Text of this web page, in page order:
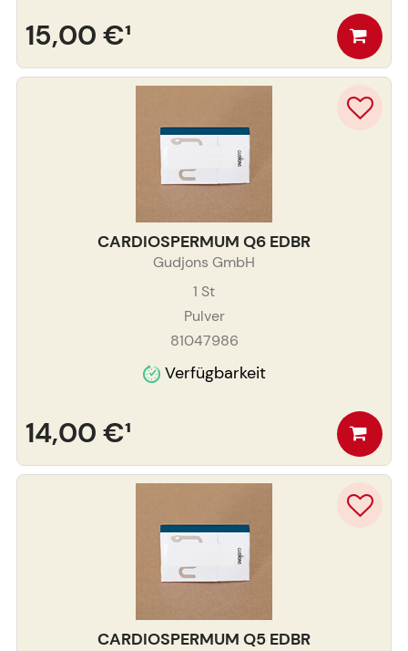
15,00 €¹
CARDIOSPERMUM Q6 EDBR
Gudjons GmbH
1 St
Pulver
81047986
Verfügbarkeit
14,00 €¹
CARDIOSPERMUM Q5 EDBR